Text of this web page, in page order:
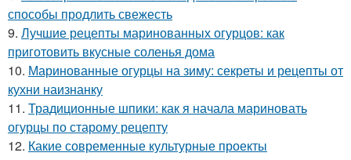
способы продлить свежесть
9. Лучшие рецепты маринованных огурцов: как
приготовить вкусные соленья дома
10. Маринованные огурцы на зиму: секреты и рецепты от
кухни наизнанку
11. Традиционные шпики: как я начала мариновать
огурцы по старому рецепту
12. Какие современные культурные проекты